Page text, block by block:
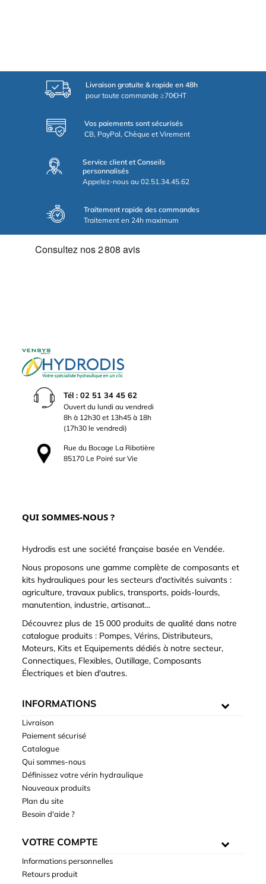
Livraison gratuite & rapide en 48h
pour toute commande ≥70€HT
Vos paiements sont sécurisés
CB, PayPal, Chèque et Virement
Service client et Conseils
personnalisés
Appelez-nous au 02.51.34.45.62
Traitement rapide des commandes
Traitement en 24h maximum
Tél : 02 51 34 45 62
Ouvert du lundi au vendredi
8h à 12h30 et 13h45 à 18h
(17h30 le vendredi)
Rue du Bocage La Ribotière
85170 Le Poiré sur Vie
QUI SOMMES-NOUS ?
Hydrodis est une société française basée en Vendée.
Nous proposons une gamme complète de composants et
kits hydrauliques pour les secteurs d'activités suivants :
agriculture, travaux publics, transports, poids-lourds,
manutention, industrie, artisanat...
Découvrez plus de 15 000 produits de qualité dans notre
catalogue produits : Pompes, Vérins, Distributeurs,
Moteurs, Kits et Equipements dédiés à notre secteur,
Connectiques, Flexibles, Outillage, Composants
Électriques et bien d'autres.
INFORMATIONS
Livraison
Paiement sécurisé
Catalogue
Qui sommes-nous
Définissez votre vérin hydraulique
Nouveaux produits
Plan du site
Besoin d'aide ?
VOTRE COMPTE
Informations personnelles
Retours produit